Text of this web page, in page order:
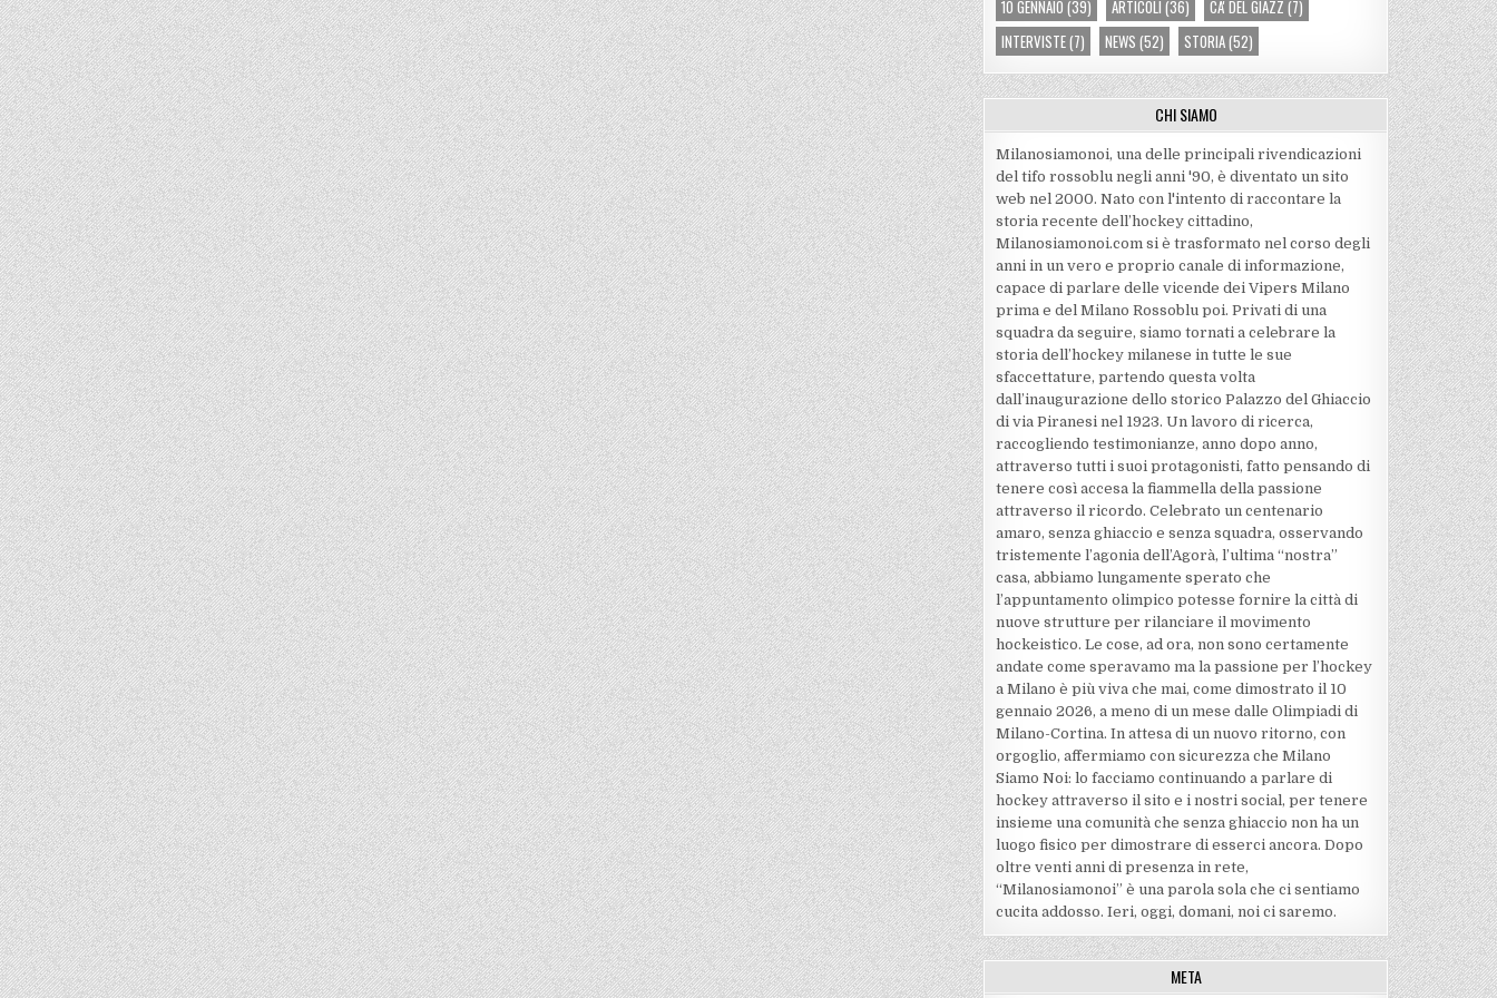
ROSSOBLU 10 GENNAIO (39) ARTICOLI (36) CA' DEL GIAZZ (7)
INTERVISTE(7) NEWS (52) STORIA(52)
CHI SIAMO
Milanosiamonoi, una delle principali rivendicazioni
del tifo rossoblu negli anni '90, è diventato un sito
web nel 2000. Nato con l'intento di raccontare la
storia recente dell’hockey cittadino,
Milanosiamonoi.com si è trasformato nel corso degli
anni in un vero e proprio canale di informazione,
capace di parlare delle vicende dei Vipers Milano
prima e del Milano Rossoblu poi. Privati di una
squadra da seguire, siamo tornati a celebrare la
storia dell’hockey milanese in tutte le sue
sfaccettature, partendo questa volta
dall’inaugurazione dello storico Palazzo del Ghiaccio
di via Piranesi nel 1923. Un lavoro di ricerca,
raccogliendo testimonianze, anno dopo anno,
attraverso tutti i suoi protagonisti, fatto pensando di
tenere così accesa la fiammella della passione
attraverso il ricordo. Celebrato un centenario
amaro, senza ghiaccio e senza squadra, osservando
tristemente l’agonia dell’Agorà, l’ultima “nostra”
casa, abbiamo lungamente sperato che
l’appuntamento olimpico potesse fornire la città di
nuove strutture per rilanciare il movimento
hockeistico. Le cose, ad ora, non sono certamente
andate come speravamo ma la passione per l’hockey
a Milano è più viva che mai, come dimostrato il 10
gennaio 2026, a meno di un mese dalle Olimpiadi di
Milano-Cortina. In attesa di un nuovo ritorno, con
orgoglio, affermiamo con sicurezza che Milano
Siamo Noi: lo facciamo continuando a parlare di
hockey attraverso il sito e i nostri social, per tenere
insieme una comunità che senza ghiaccio non ha un
luogo fisico per dimostrare di esserci ancora. Dopo
oltre venti anni di presenza in rete,
“Milanosiamonoi” è una parola sola che ci sentiamo
cucita addosso. Ieri, oggi, domani, noi ci saremo.
META